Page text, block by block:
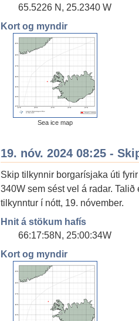
65.5226 N, 25.2340 W
Kort og myndir
Sea ice map
19. nóv. 2024 08:25 -
Skip tilkynnir borgarísjaka úti
340W sem sést vel á radar.
tilkynntur í nótt, 19. nóvember.
Hnit á stökum hafís
66:17:58N, 25:00:34W
Kort og myndir